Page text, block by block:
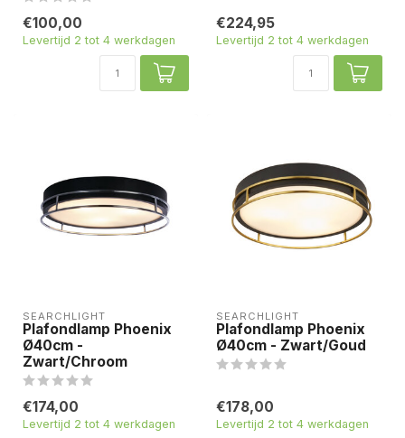
€100,00
Levertijd 2 tot 4 werkdagen
€224,95
Levertijd 2 tot 4 werkdagen
SEARCHLIGHT
Plafondlamp Phoenix
Ø40cm -
Zwart/Chroom
€174,00
Levertijd 2 tot 4 werkdagen
SEARCHLIGHT
Plafondlamp Phoenix
Ø40cm - Zwart/Goud
€178,00
Levertijd 2 tot 4 werkdagen